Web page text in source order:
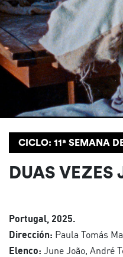
CICLO: 11ª SEMANA
DUAS VEZES
Portugal, 2025.
Dirección: Paula Tomás
Elenco: June João, André